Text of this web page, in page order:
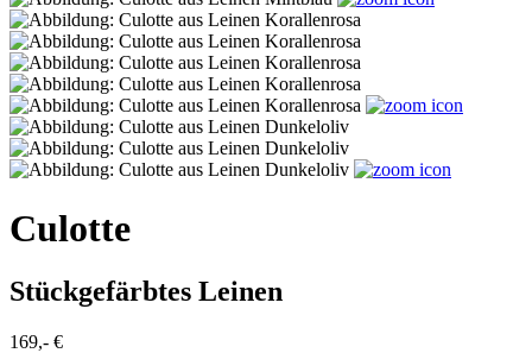
Culotte
Stückgefärbtes Leinen
169,- €